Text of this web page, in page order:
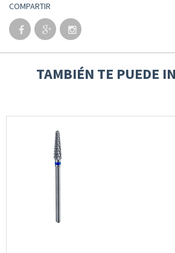
COMPARTIR
TAMBIÉN TE PUEDE